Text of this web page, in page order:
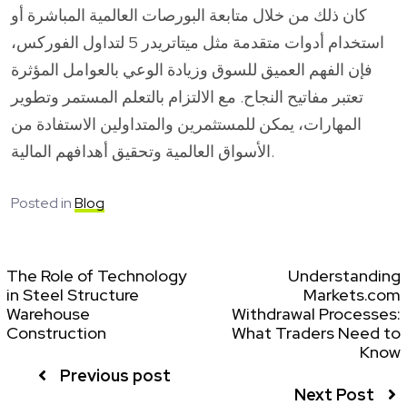
كان ذلك من خلال متابعة البورصات العالمية المباشرة أو
استخدام أدوات متقدمة مثل ميتاتريدر 5 لتداول الفوركس،
فإن الفهم العميق للسوق وزيادة الوعي بالعوامل المؤثرة
تعتبر مفاتيح النجاح. مع الالتزام بالتعلم المستمر وتطوير
المهارات، يمكن للمستثمرين والمتداولين الاستفادة من
الأسواق العالمية وتحقيق أهدافهم المالية.
Posted inBlog
The Role of Technology
in Steel Structure
Warehouse
Construction
Previous post
Understanding
Markets.com
Withdrawal Processes:
What Traders Need to
Know
Next Post